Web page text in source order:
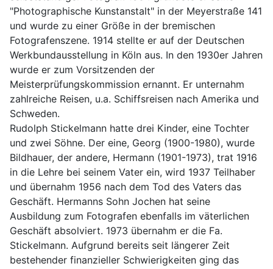
"Photographische Kunstanstalt" in der Meyerstraße 141
und wurde zu einer Größe in der bremischen
Fotografenszene. 1914 stellte er auf der Deutschen
Werkbundausstellung in Köln aus. In den 1930er Jahren
wurde er zum Vorsitzenden der
Meisterprüfungskommission ernannt. Er unternahm
zahlreiche Reisen, u.a. Schiffsreisen nach Amerika und
Schweden.
Rudolph Stickelmann hatte drei Kinder, eine Tochter
und zwei Söhne. Der eine, Georg (1900-1980), wurde
Bildhauer, der andere, Hermann (1901-1973), trat 1916
in die Lehre bei seinem Vater ein, wird 1937 Teilhaber
und übernahm 1956 nach dem Tod des Vaters das
Geschäft. Hermanns Sohn Jochen hat seine
Ausbildung zum Fotografen ebenfalls im väterlichen
Geschäft absolviert. 1973 übernahm er die Fa.
Stickelmann. Aufgrund bereits seit längerer Zeit
bestehender finanzieller Schwierigkeiten ging das